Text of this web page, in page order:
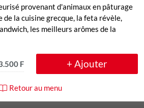
provenant d'animaux en pâturage
de la cuisine grecque, la feta révèle,
les meilleurs arômes de la
F + Ajouter
Retour au menu